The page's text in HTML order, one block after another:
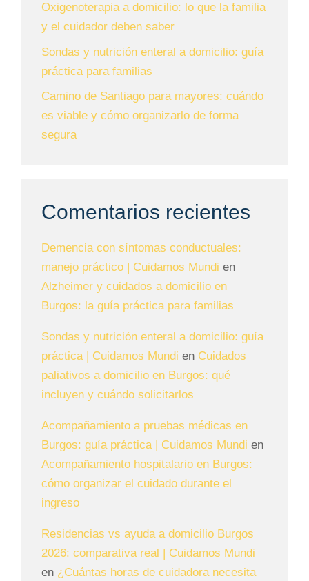
Oxigenoterapia a domicilio: lo que la familia
y el cuidador deben saber
Sondas y nutrición enteral a domicilio: guía
práctica para familias
Camino de Santiago para mayores: cuándo
es viable y cómo organizarlo de forma
segura
Comentarios recientes
Demencia con síntomas conductuales:
manejo práctico | Cuidamos Mundi en
Alzheimer y cuidados a domicilio en
Burgos: la guía práctica para familias
Sondas y nutrición enteral a domicilio: guía
práctica | Cuidamos Mundi en Cuidados
paliativos a domicilio en Burgos: qué
incluyen y cuándo solicitarlos
Acompañamiento a pruebas médicas en
Burgos: guía práctica | Cuidamos Mundi en
Acompañamiento hospitalario en Burgos:
cómo organizar el cuidado durante el
ingreso
Residencias vs ayuda a domicilio Burgos
2026: comparativa real | Cuidamos Mundi
en ¿Cuántas horas de cuidadora necesita